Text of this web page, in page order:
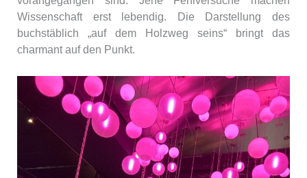
Wissenschaft erst lebendig. Die Darstellung des
buchstäblich „auf dem Holzweg seins“ bringt das
charmant auf den Punkt.